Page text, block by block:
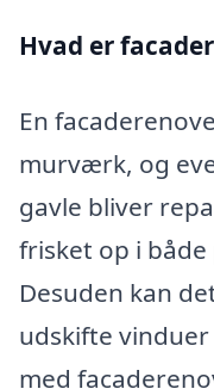
Hvad er
En
murværk, og
gavle bliver
frisket op i
Desuden kan
udskifte
med